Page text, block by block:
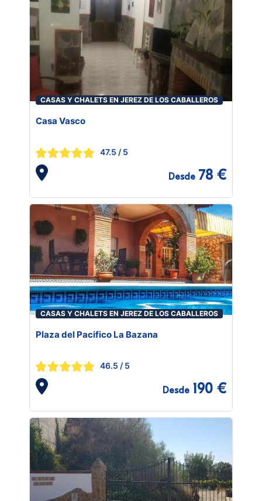
CASAS Y CHALETS EN JEREZ DE LOS CABALLEROS
Casa Vasco
47.5 / 5
Desde 78 €
CASAS Y CHALETS EN JEREZ DE LOS CABALLEROS
Plaza del Pacifico La Bazana
46.5 / 5
Desde 190 €